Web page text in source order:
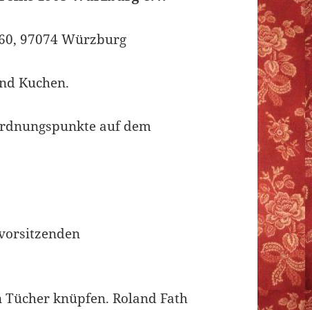
97074 Würzburg
Kuchen.
auf dem
knüpfen. Roland Fath